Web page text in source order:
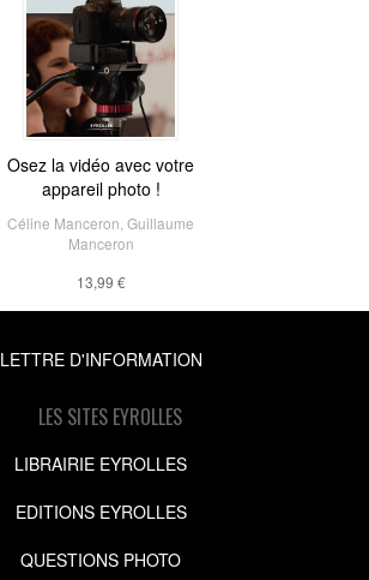
Osez la vidéo avec votre
appareil photo !
Céline Manceron Guillaume
Manceron
13,99 €
LETTRE D'INFORMATION
LES SITES EYROLLES
LIBRAIRIE EYROLLES
EDITIONS EYROLLES
QUESTIONS PHOTO